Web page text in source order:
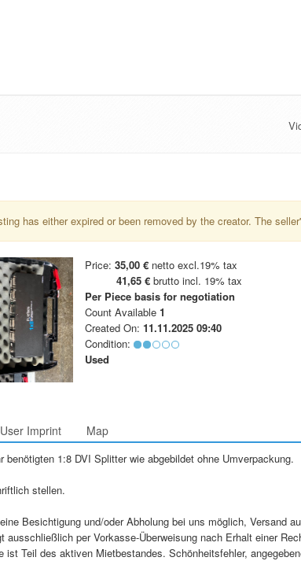
has either expired or been removed by the creator. The
Price:35,00 € netto excl.19% tax
41,65 € brutto incl. 19% tax
Per Piece basis for negotiation
Count Available1
Created On:11.11.2025 09:40
Condition:
Used
User Imprint Map
benötigten 1:8 DVI Splitter wie abgebildet ohne Umverpackung.
stellen.
Besichtigung und/oder Abholung bei uns möglich, Versand
ausschließlich per Vorkasse-Überweisung nach Erhalt einer
ist Teil des aktiven Mietbestandes. Schönheitsfehler,